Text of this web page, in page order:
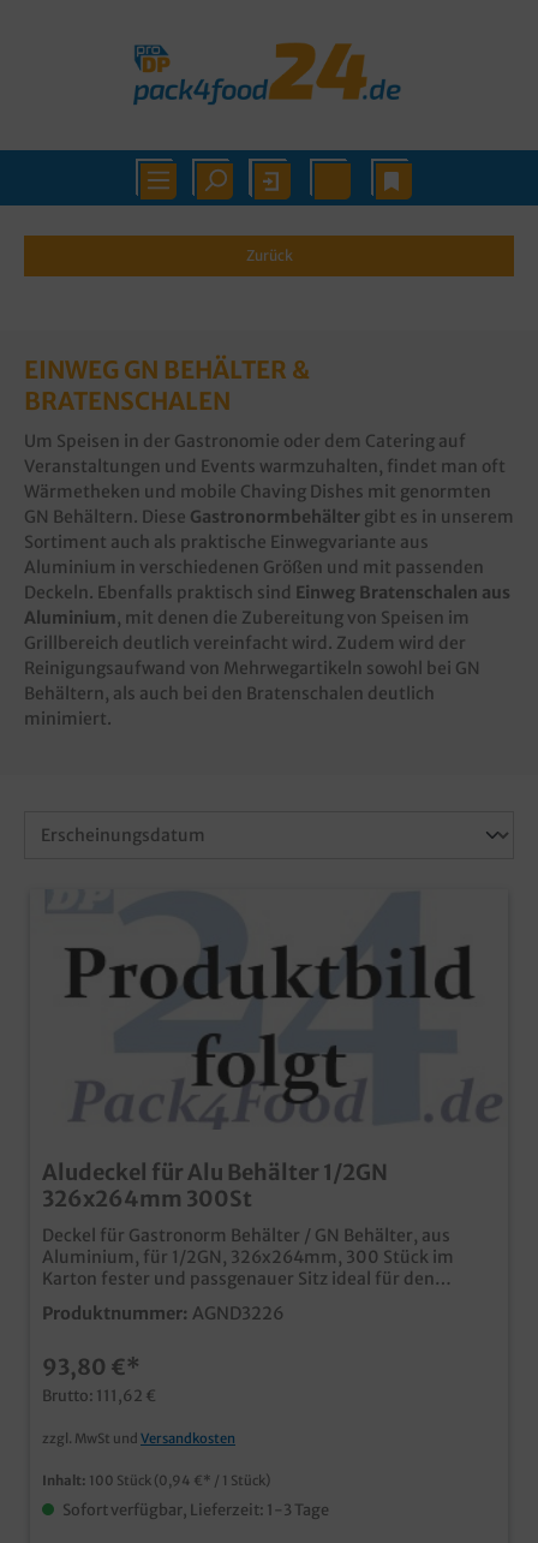
Zurück
EINWEG GN BEHÄLTER &
BRATENSCHALEN
Um Speisen in der Gastronomie oder dem Catering auf
Veranstaltungen und Events warmzuhalten, findet man oft
Wärmetheken und mobile Chaving Dishes mit genormten
GN Behältern. Diese Gastronormbehälter gibt es in unserem
Sortiment auch als praktische Einwegvariante aus
Aluminium in verschiedenen Größen und mit passenden
Deckeln. Ebenfalls praktisch sind Einweg Bratenschalen aus
Aluminium, mit denen die Zubereitung von Speisen im
Grillbereich deutlich vereinfacht wird. Zudem wird der
Reinigungsaufwand von Mehrwegartikeln sowohl bei GN
Behältern, als auch bei den Bratenschalen deutlich
minimiert.
Aludeckel für Alu Behälter 1/2GN
326x264mm 300St
Deckel für Gastronorm Behälter / GN Behälter, aus
Aluminium, für 1/2GN, 326x264mm, 300 Stück im
Karton fester und passgenauer Sitz ideal für den
Einsatz in Restaurants, Kantinen, Hotel- und
Großküchen
Produktnummer: AGND3226
93,80 €*
Brutto: 111,62 €
zzgl. MwSt und Versandkosten
Inhalt: 100 Stück (0,94 €* / 1 Stück)
Sofort verfügbar, Lieferzeit: 1-3 Tage